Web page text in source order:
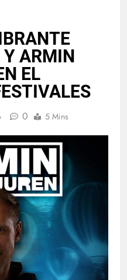
ARMIN
EL
0 5 Mins